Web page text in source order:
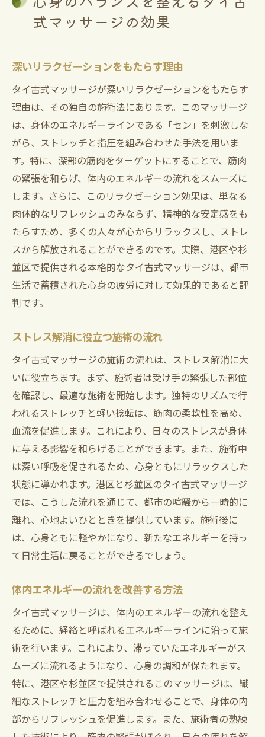
式マッサージの効果
深いリラクゼーションをもたらす理由
タイ古式マッサージが深いリラクゼーションをもたらす
理由は、その独自の施術法にあります。このマッサージ
は、身体のエネルギーラインである「セン」を刺激しな
がら、ストレッチと指圧を組み合わせた手法を用いま
す。特に、深部の筋肉をターゲットにすることで、筋肉
の緊張を和らげ、体内のエネルギーの流れをスムーズに
します。さらに、このリラクゼーション効果は、単なる
肉体的なリフレッシュのみならず、精神的な安定感をも
たらすため、多くの人々が心からリラックスし、ストレ
スから解放されることができるのです。実際、港区や杉
並区で提供される本格的なタイ古式マッサージは、都市
生活で蓄積された心身の疲労に対して効果的であると評
判です。
ストレス解消に役立つ施術の流れ
タイ古式マッサージの施術の流れは、ストレス解消に大
いに役立ちます。まず、施術者は受け手の緊張した部位
を確認し、最適な施術を開始します。独特のリズムで行
われるストレッチと軽い捻転は、筋肉の柔軟性を高め、
血流を促進します。これにより、日々のストレスが身体
に与える影響を和らげることができます。また、施術中
は深い呼吸を促されるため、心身ともにリラックスした
状態に導かれます。港区と杉並区のタイ古式マッサージ
では、こうした流れを通じて、都市の喧騒から一時的に
離れ、心地よいひとときを提供しています。施術後に
は、心身ともに軽やかになり、新たなエネルギーを持っ
て日常生活に戻ることができるでしょう。
体内エネルギーの流れを改善する方法
タイ古式マッサージは、体内のエネルギーの流れを整え
るために、経絡と呼ばれるエネルギーラインに沿って施
術を行います。これにより、滞っていたエネルギーがス
ムーズに流れるようになり、心身の調和が保たれます。
特に、港区や杉並区で提供されるこのマッサージは、繊
細なストレッチと圧力を組み合わせることで、身体の内
部からリフレッシュを促進します。また、施術者の熟練